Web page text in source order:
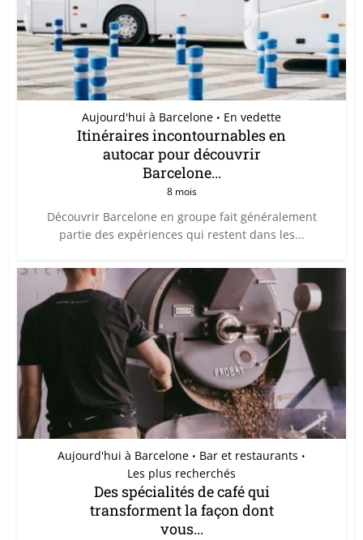
Aujourd'hui à Barcelone • En vedette
Itinéraires incontournables en
autocar pour découvrir
Barcelone...
8 mois
Découvrir Barcelone en groupe fait généralement
partie des expériences qui restent dans les...
Aujourd'hui à Barcelone • Bar et restaurants •
Les plus recherchés
Des spécialités de café qui
transforment la façon dont
vous...